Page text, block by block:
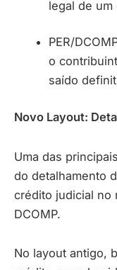
legal de
PER/
o
saído
Novo Layout:
Uma das
do detalhamento
crédito judicial no
DCOMP.
No layout antigo,